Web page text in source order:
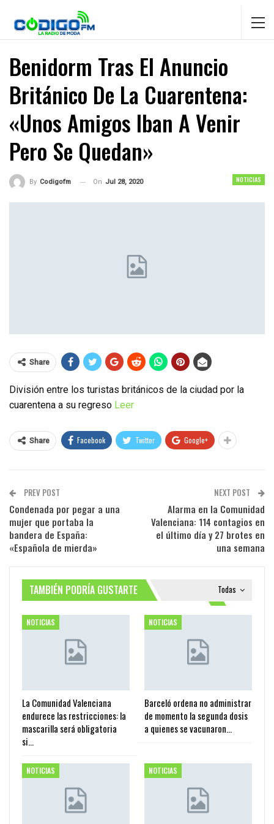
Benidorm Tras El Anuncio
Británico De La Cuarentena:
«Unos Amigos Iban A Venir
Pero Se Quedan»
NOTICIAS
By Codigofm On Jul 28, 2020
Share
División entre los turistas británicos de la ciudad por la
cuarentena a su regreso Leer
Share Facebook Twitter Google+
PREV POST
Condenada por pegar a una
mujer que portaba la
bandera de España:
«Española de mierda»
NEXT POST
Alarma en la Comunidad
Valenciana: 114 contagios en
el último día y 27 brotes en
una semana
Todas
TAMBIÉN PODRÍA GUSTARTE
NOTICIAS
La Comunidad Valenciana
endurece las restricciones: la
mascarilla será obligatoria
si…
NOTICIAS
Barceló ordena no administrar
de momento la segunda dosis
a quienes se vacunaron…
NOTICIAS NOTICIAS